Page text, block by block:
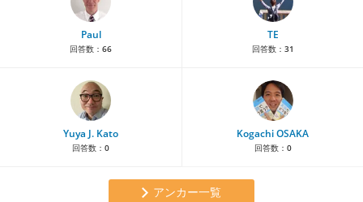
Paul
回答数： 66
TE
回答数： 31
Yuya J. Kato
回答数： 0
Kogachi OSAKA
回答数： 0
アンカー一覧